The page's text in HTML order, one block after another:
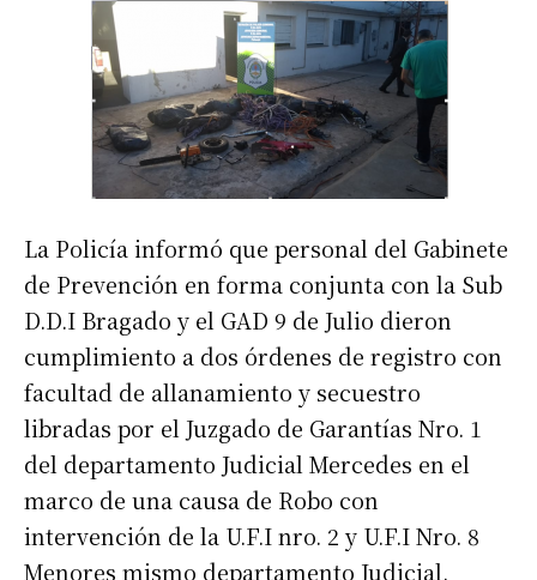
La Policía informó que personal del Gabinete
de Prevención en forma conjunta con la Sub
D.D.I Bragado y el GAD 9 de Julio dieron
cumplimiento a dos órdenes de registro con
facultad de allanamiento y secuestro
libradas por el Juzgado de Garantías Nro. 1
del departamento Judicial Mercedes en el
marco de una causa de Robo con
intervención de la U.F.I nro. 2 y U.F.I Nro. 8
Menores mismo departamento Judicial.